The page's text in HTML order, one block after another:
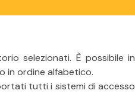
selezionati. È possibile in
in ordine alfabetico.
tutti i sistemi di accesso